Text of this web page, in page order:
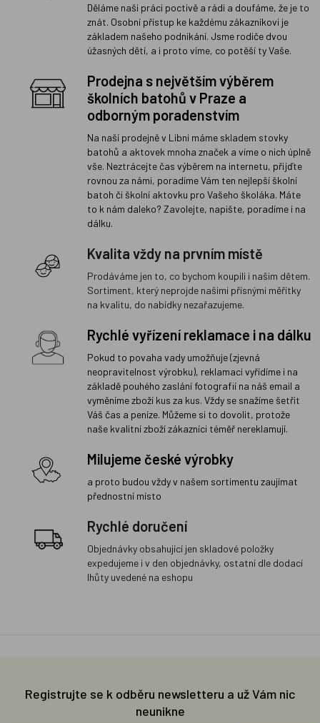
Děláme naši práci poctivě a rádi a doufáme, že je to
znát. Osobní přístup ke každému zákazníkovi je
základem našeho podnikání. Jsme rodiče dvou
úžasných dětí, a i proto víme, co potěší ty Vaše.
Prodejna s největším výběrem
školních batohů v Praze a
odborným poradenstvím
Na naší prodejně v Libni máme skladem stovky
batohů a aktovek mnoha značek a víme o nich úplně
vše. Neztrácejte čas výběrem na internetu, přijďte
rovnou za námi, poradíme Vám ten nejlepší školní
batoh či školní aktovku pro Vašeho školáka. Máte
to k nám daleko? Zavolejte, napište, poradíme i na
dálku.
Kvalita vždy na prvním místě
Prodáváme jen to, co bychom koupili i našim dětem.
Sortiment, který neprojde našimi přísnými měřítky
na kvalitu, do nabídky nezařazujeme.
Rychlé vyřízení reklamace i na dálku
Pokud to povaha vady umožňuje (zjevná
neopravitelnost výrobku), reklamaci vyřídíme i na
základě pouhého zaslání fotografií na náš email a
vyměníme zboží kus za kus. Vždy se snažíme šetřit
Váš čas a peníze. Můžeme si to dovolit, protože
naše kvalitní zboží zákazníci téměř nereklamují.
Milujeme české výrobky
a proto budou vždy v našem sortimentu zaujímat
přednostní místo
Rychlé doručení
Objednávky obsahující jen skladové položky
expedujeme i v den objednávky, ostatní dle dodací
lhůty uvedené na eshopu
Registrujte se k odběru newsletteru a už Vám nic
neunikne